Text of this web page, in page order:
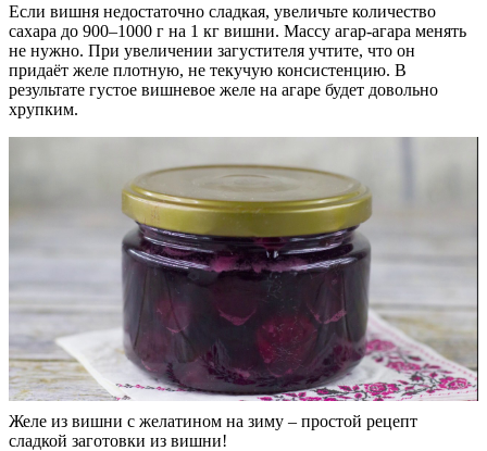
Если вишня недостаточно сладкая, увеличьте количество
сахара до 900–1000 г на 1 кг вишни. Массу агар-агара менять
не нужно. При увеличении загустителя учтите, что он
придаёт желе плотную, не текучую консистенцию. В
результате густое вишневое желе на агаре будет довольно
хрупким.
Желе из вишни с желатином на зиму – простой рецепт
сладкой заготовки из вишни!